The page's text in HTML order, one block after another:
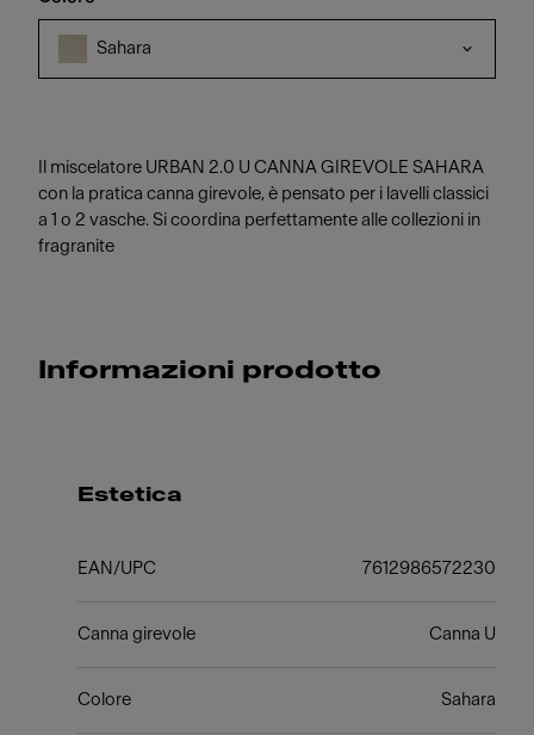
Sahara
Il miscelatore URBAN 2.0 U CANNA GIREVOLE SAHARA
con la pratica canna girevole, è pensato per i lavelli classici
a 1 o 2 vasche. Si coordina perfettamente alle collezioni in
fragranite
Informazioni prodotto
Estetica
EAN/UPC 7612986572230
Canna girevole Canna U
Colore Sahara